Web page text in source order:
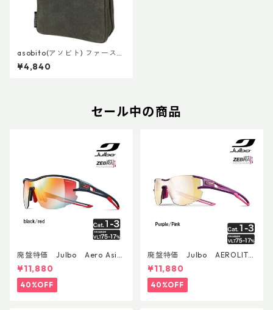
asobito(アソビト) ファースト
エイドポーチ
¥4,840
セール中の商品
廃盤特価 Julbo Aero Asia
nFit
¥11,880
40%OFF
廃盤特価 Julbo AEROLITE
AsianFit
¥11,880
40%OFF